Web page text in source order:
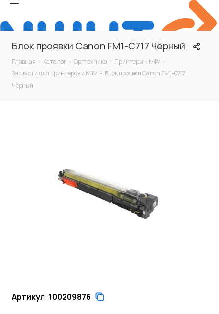
Блок проявки Canon FM1-C717 Чёрный
Главная - Каталог - Оргтехника - Принтеры и МФУ -
Запчасти для принтеров и МФУ - Блок проявки Canon FM1-C717
Чёрный
Артикул 100209876